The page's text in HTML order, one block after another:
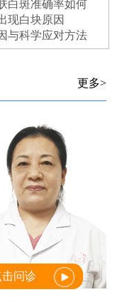
现白块原因
与科学应对方法
更多>
击问诊